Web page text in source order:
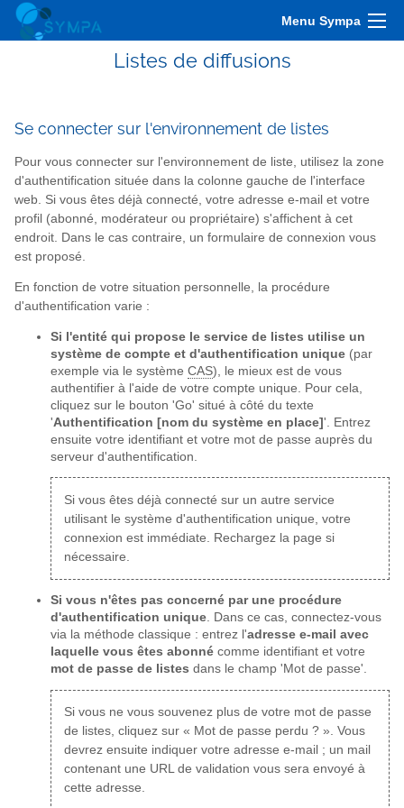
Menu Sympa
Listes de diffusions
Se connecter sur l'environnement de listes
Pour vous connecter sur l'environnement de liste, utilisez la zone
d'authentification située dans la colonne gauche de l'interface
web. Si vous êtes déjà connecté, votre adresse e-mail et votre
profil (abonné, modérateur ou propriétaire) s'affichent à cet
endroit. Dans le cas contraire, un formulaire de connexion vous
est proposé.
En fonction de votre situation personnelle, la procédure
d'authentification varie :
Si l'entité qui propose le service de listes utilise un
système de compte et d'authentification unique (par
exemple via le système CAS), le mieux est de vous
authentifier à l'aide de votre compte unique. Pour cela,
cliquez sur le bouton 'Go' situé à côté du texte
'Authentification [nom du système en place] '. Entrez
ensuite votre identifiant et votre mot de passe auprès du
serveur d'authentification.
Si vous êtes déjà connecté sur un autre service
utilisant le système d'authentification unique, votre
connexion est immédiate. Rechargez la page si
nécessaire.
Si vous n'êtes pas concerné par une procédure
d'authentification unique. Dans ce cas, connectez-vous
via la méthode classique : entrez l'adresse e-mail avec
laquelle vous êtes abonné comme identifiant et votre
mot de passe de listes dans le champ 'Mot de passe'.
Si vous ne vous souvenez plus de votre mot de passe
de listes, cliquez sur « Mot de passe perdu ? ». Vous
devrez ensuite indiquer votre adresse e-mail ; un mail
contenant une URL de validation vous sera envoyé à
cette adresse.